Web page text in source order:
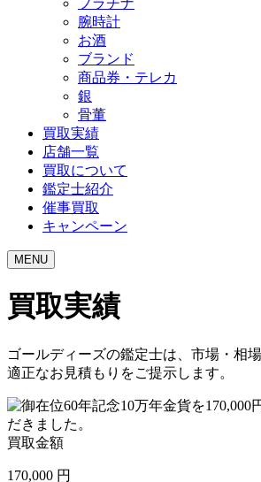
プラチナ
腕時計
お酒
ブランド
商品券・テレカ
銀
骨董
買取実績
店舗一覧
買取について
鑑定士紹介
催事買取
キャンペーン
MENU
買取実績
ゴールディーズの鑑定士は、市場・相
適正なお見積もりをご提示します。
買取金額
170,000 円